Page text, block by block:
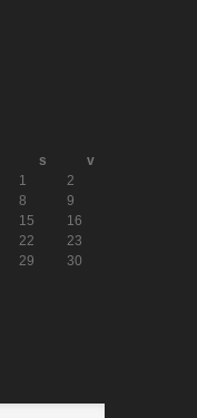
s
v
1
2
8
9
15
16
22
23
29
30